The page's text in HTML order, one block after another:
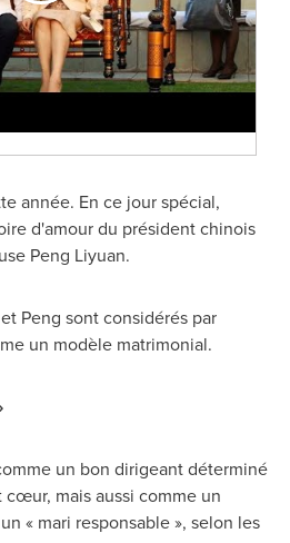
année. En ce jour spécial,
d'amour du président chinois
Peng Liyuan.
Peng sont considérés par
un modèle matrimonial.
un bon dirigeant déterminé
mais aussi comme un
« mari responsable », selon les